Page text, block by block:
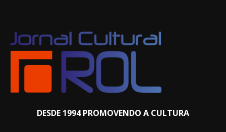
DESDE 1994 PROMOVENDO A CULTURA